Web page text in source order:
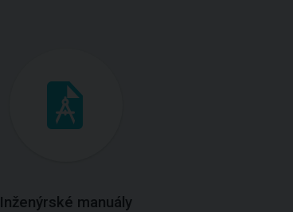
Inženýrské manuály